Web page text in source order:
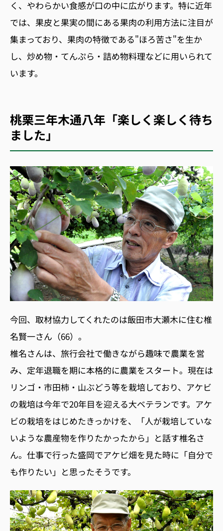
く、やわらかい食感が口の中に広がります。特に近年
では、果皮と果実の間にある果肉の利用方法に注目が
集まっており、果肉の特徴である"ほろ苦さ"を生か
し、炒め物・てんぷら・詰め物料理などに用いられて
います。
桃栗三年木通八年「楽しく楽しく待ち
ました」
今回、取材協力してくれたのは飯田市大瀬木に住む椎
名賢一さん（66）。
椎名さんは、旅行会社で働きながら趣味で農業を営
み、定年退職を期に本格的に農業をスタート。現在は
リンゴ・市田柿・山ぶどう等を栽培しており、アケビ
の栽培は今年で20年目を迎える大ベテランです。アケ
ビの栽培をはじめたきっかけを、「人が栽培していな
いような農産物を作りたかったから」と話す椎名さ
ん。仕事で行った盛岡でアケビ畑を見た時に「自分で
も作りたい」と思ったそうです。